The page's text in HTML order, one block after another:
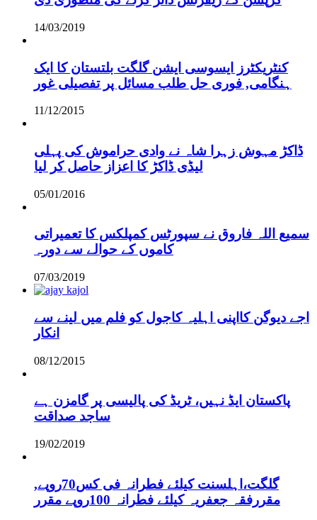
14/03/2019
کنٹریکٹرز ایسوسی ایشن گلگت بلتستان کا ایک
ہنگامی, فوری حل طلب مسائل پر تفصیلی غور
11/12/2015
ڈاکڑ مہوش زہرا شاہ نے وادی حراموش کی پہلی
لیڈی ڈاکڑ کا اعزاز حاصل کر لیا
05/01/2016
سمیع اللہ فاروق نے سپورٹس کمپلکس کا تعمیراتی
کاموں کے حوالے سے دورہ
07/03/2019
اجے دیوگن کااپنی اہلیہ کاجول کو فلم میں لینے سے
انکار
08/12/2015
پاکستان ایڈ نہیں، ٹریڈ کی پالیسی پر گامزن ہے
ساجد صداقت
19/02/2019
,گلگت،اہلسنت کیلئے فطرانہ فی کس70روپے
مقررفقہ جعفریہ کیلئے فطرانہ 100روپے مقرر